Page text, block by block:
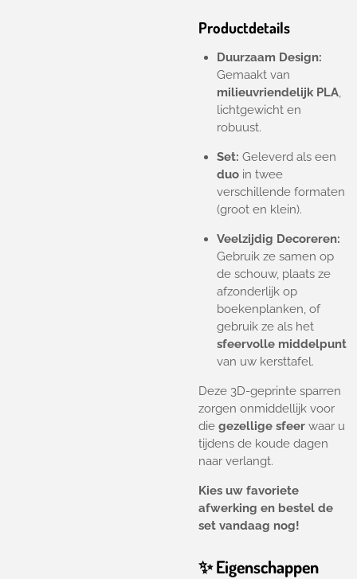
Productdetails
Duurzaam Design:
Gemaakt van
milieuvriendelijk PLA,
lichtgewicht en
robuust.
Set: Geleverd als een
duoin twee
verschillende formaten
(groot en klein).
Veelzijdig Decoreren:
Gebruik ze samen op
de schouw, plaats ze
afzonderlijk op
boekenplanken, of
gebruik ze als het
sfeervolle middelpunt
van uw kersttafel.
Deze 3D-geprinte sparren
zorgen onmiddellijk voor
die gezellige sfeer waar u
tijdens de koude dagen
naar verlangt.
Kies uw favoriete
afwerking en bestel de
set vandaag nog!
✨ Eigenschappen